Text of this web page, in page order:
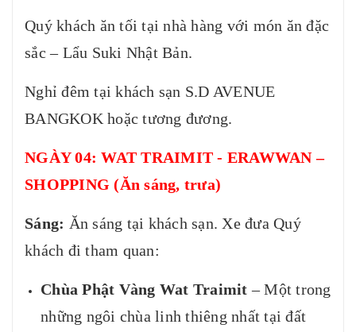
Quý khách ăn tối tại nhà hàng với món ăn đặc
sắc – Lẩu Suki Nhật Bản.
Nghỉ đêm tại khách sạn S.D AVENUE
BANGKOK hoặc tương đương.
NGÀY 04: WAT TRAIMIT - ERAWWAN –
SHOPPING (Ăn sáng, trưa)
Sáng: Ăn sáng tại khách sạn. Xe đưa Quý
khách đi tham quan:
Chùa Phật Vàng Wat Traimit – Một trong
những ngôi chùa linh thiêng nhất tại đất